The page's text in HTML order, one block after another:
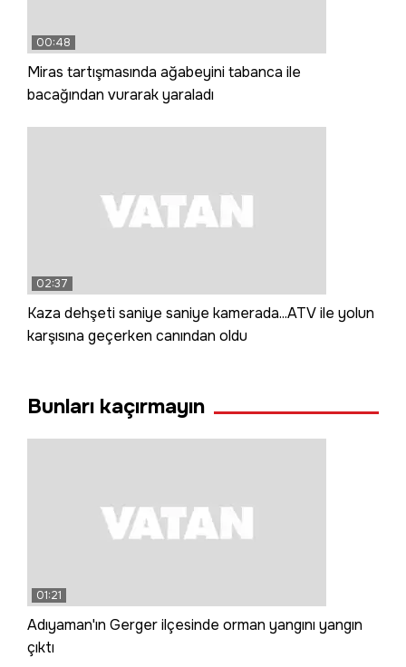
00:48
Miras tartışmasında ağabeyini tabanca ile
bacağından vurarak yaraladı
02:37
Kaza dehşeti saniye saniye kamerada...ATV ile yolun
karşısına geçerken canından oldu
Bunları kaçırmayın
01:21
Adıyaman'ın Gerger ilçesinde orman yangını yangın
çıktı